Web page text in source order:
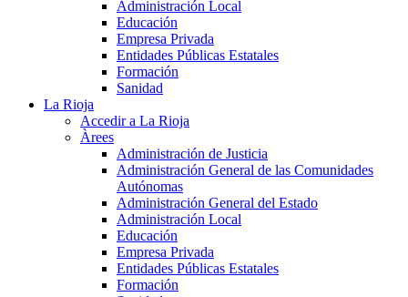
Administración Local
Educación
Empresa Privada
Entidades Públicas Estatales
Formación
Sanidad
La Rioja
Accedir a La Rioja
Àrees
Administración de Justicia
Administración General de las Comunidades
Autónomas
Administración General del Estado
Administración Local
Educación
Empresa Privada
Entidades Públicas Estatales
Formación